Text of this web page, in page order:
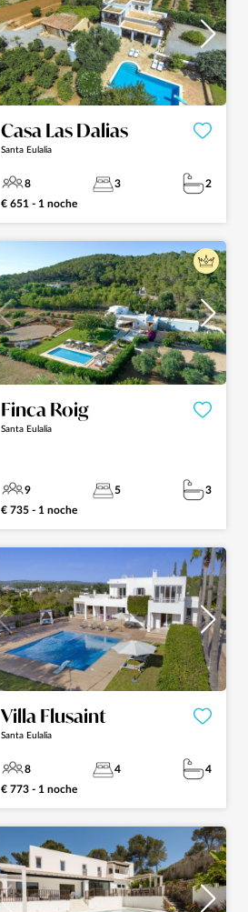
Casa Las Dalias
Santa Eulalia
8 3
2
€ 651 - 1 noche
Finca Roig
Santa Eulalia
9 5
3
€ 735 - 1 noche
Villa Flusaint
Santa Eulalia
8 4
4
€ 773 - 1 noche